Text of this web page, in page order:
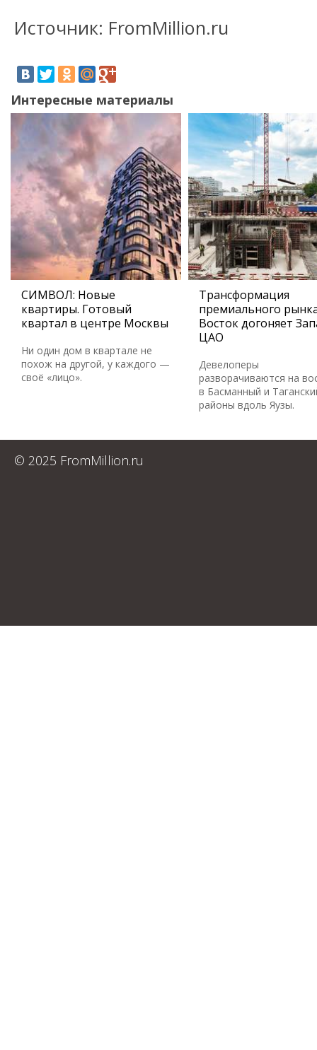
Источник: FromMillion.ru
Интересные материалы
СИМВОЛ: Новые
квартиры. Готовый
квартал в центре Москвы
Ни один дом в квартале не
похож на другой, у каждого —
своё «лицо».
Трансформация
премиального
Восток догоняет
ЦАО
Девелоперы
разворачиваются на
в Басманный и
районы вдоль Яузы.
© 2025 FromMillion.ru